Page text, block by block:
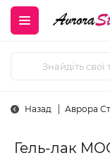
Назад Аврора
Гель-лак